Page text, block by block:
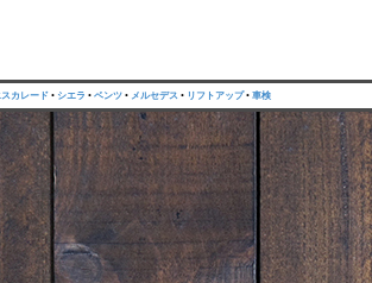
カレード• シエラ •ベンツ• メルセデス• リフトアップ•車検